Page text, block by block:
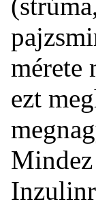
mérete
ezt